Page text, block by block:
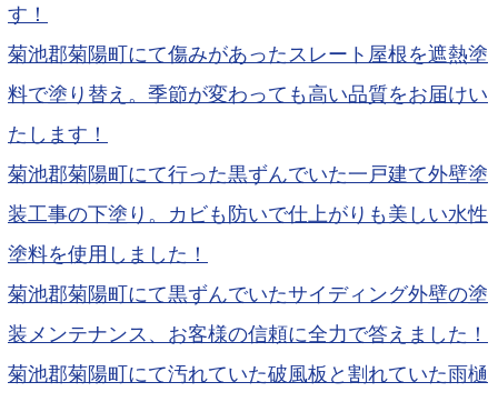
す！
菊池郡菊陽町にて傷みがあったスレート屋根を遮熱塗
料で塗り替え。季節が変わっても高い品質をお届けい
たします！
菊池郡菊陽町にて行った黒ずんでいた一戸建て外壁塗
装工事の下塗り。カビも防いで仕上がりも美しい水性
塗料を使用しました！
菊池郡菊陽町にて黒ずんでいたサイディング外壁の塗
装メンテナンス、お客様の信頼に全力で答えました！
菊池郡菊陽町にて汚れていた破風板と割れていた雨樋